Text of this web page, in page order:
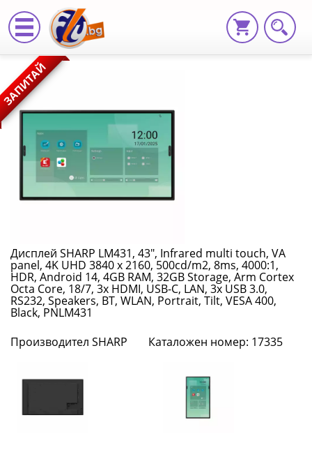
Дисплей
SHARP
LM431,
43",
Infrared
multi
VA
panel,
4K
UHD
x
2160,
ЗАПИТАЙ
Дисплей SHARP LM431, 43", Infrared multi touch, VA
panel, 4K UHD 3840 x 2160, 500cd/m2, 8ms, 4000:1,
HDR, Android 14, 4GB RAM, 32GB Storage, Arm Cortex
Octa Core, 18/7, 3x HDMI, USB-C, LAN, 3x USB 3.0,
RS232, Speakers, BT, WLAN, Portrait, Tilt, VESA 400,
Black, PNLM431
Производител SHARP
Каталожен номер: 17335